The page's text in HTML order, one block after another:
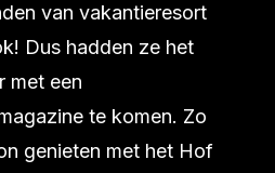
van vakantieresort
Dus hadden ze het
met een
te komen. Zo
genieten met het Hof